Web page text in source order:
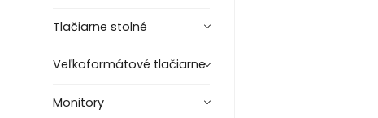
Tlačiarne stolné
Veľkoformátové tlačiarne
Monitory